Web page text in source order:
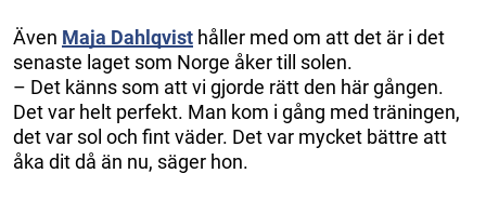
Även Maja Dahlqvist håller med om att det är i det
senaste laget som Norge åker till solen.
– Det känns som att vi gjorde rätt den här gången.
Det var helt perfekt. Man kom i gång med träningen,
det var sol och fint väder. Det var mycket bättre att
åka dit då än nu, säger hon.